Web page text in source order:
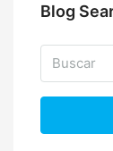
Blog